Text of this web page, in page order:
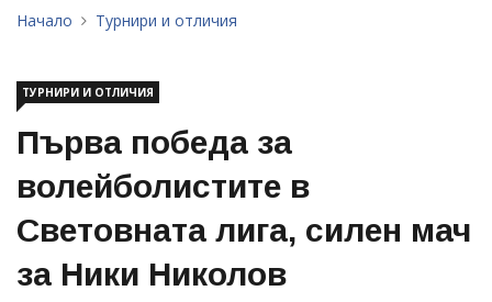
Начало Турнири и отличия
ТУРНИРИ И ОТЛИЧИЯ
Първа победа за
волейболистите в
Световната лига, силен мач
за Ники Николов